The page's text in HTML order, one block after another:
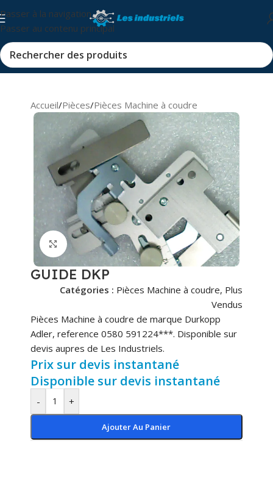
Passer à la navigation
Passer au contenu principal
Accueil/Pièces/Pièces Machine à coudre
Cliquez pour agrandir
GUIDE DKP
Catégories : Pièces Machine à coudre, Plus
Vendus
Pièces Machine à coudre de marque Durkopp
Adler, reference 0580 591224***. Disponible sur
devis aupres de Les Industriels.
Prix sur devis instantané
Disponible sur devis instantané
- +
Ajouter Au Panier